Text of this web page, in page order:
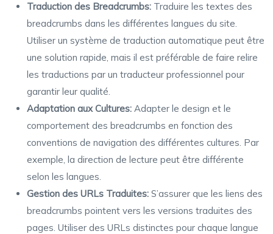
Traduction des Breadcrumbs: Traduire les textes des
breadcrumbs dans les différentes langues du site.
Utiliser un système de traduction automatique peut être
une solution rapide, mais il est préférable de faire relire
les traductions par un traducteur professionnel pour
garantir leur qualité.
Adaptation aux Cultures: Adapter le design et le
comportement des breadcrumbs en fonction des
conventions de navigation des différentes cultures. Par
exemple, la direction de lecture peut être différente
selon les langues.
Gestion des URLs Traduites: S’assurer que les liens des
breadcrumbs pointent vers les versions traduites des
pages. Utiliser des URLs distinctes pour chaque langue